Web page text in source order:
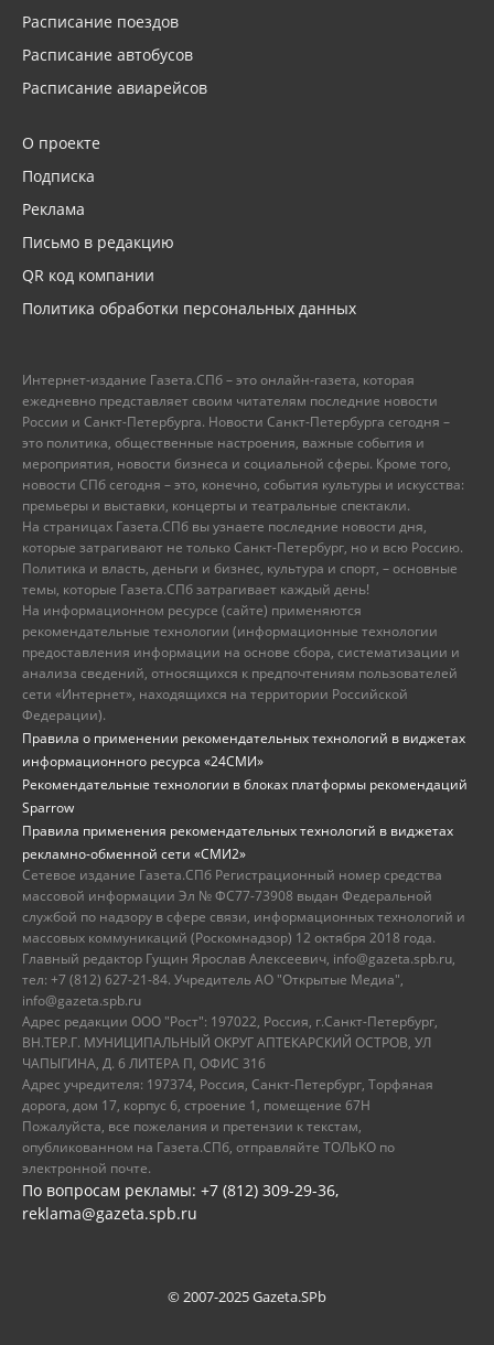
Расписание поездов
Расписание автобусов
Расписание авиарейсов
О проекте
Подписка
Реклама
Письмо в редакцию
QR код компании
Политика обработки персональных данных
Интернет-издание Газета.СПб – это онлайн-газета, которая
ежедневно представляет своим читателям последние новости
России и Санкт-Петербурга. Новости Санкт-Петербурга сегодня –
это политика, общественные настроения, важные события и
мероприятия, новости бизнеса и социальной сферы. Кроме того,
новости СПб сегодня – это, конечно, события культуры и искусства:
премьеры и выставки, концерты и театральные спектакли.
На страницах Газета.СПб вы узнаете последние новости дня,
которые затрагивают не только Санкт-Петербург, но и всю Россию.
Политика и власть, деньги и бизнес, культура и спорт, – основные
темы, которые Газета.СПб затрагивает каждый день!
На информационном ресурсе (сайте) применяются
рекомендательные технологии (информационные технологии
предоставления информации на основе сбора, систематизации и
анализа сведений, относящихся к предпочтениям пользователей
сети «Интернет», находящихся на территории Российской
Федерации).
Правила о применении рекомендательных технологий в виджетах
информационного ресурса «24СМИ»
Рекомендательные технологии в блоках платформы рекомендаций
Sparrow
Правила применения рекомендательных технологий в виджетах
рекламно-обменной сети «СМИ2»
Сетевое издание Газета.СПб Регистрационный номер средства
массовой информации Эл № ФС77-73908 выдан Федеральной
службой по надзору в сфере связи, информационных технологий и
массовых коммуникаций (Роскомнадзор) 12 октября 2018 года.
Главный редактор Гущин Ярослав Алексеевич, info@gazeta.spb.ru,
тел: +7 (812) 627-21-84. Учредитель АО "Открытые Медиа",
info@gazeta.spb.ru
Адрес редакции ООО "Рост": 197022, Россия, г.Санкт-Петербург,
ВН.ТЕР.Г. МУНИЦИПАЛЬНЫЙ ОКРУГ АПТЕКАРСКИЙ ОСТРОВ, УЛ
ЧАПЫГИНА, Д. 6 ЛИТЕРА П, ОФИС 316
Адрес учредителя: 197374, Россия, Санкт-Петербург, Торфяная
дорога, дом 17, корпус 6, строение 1, помещение 67Н
Пожалуйста, все пожелания и претензии к текстам,
опубликованном на Газета.СПб, отправляйте ТОЛЬКО по
электронной почте.
По вопросам рекламы: +7 (812) 309-29-36,
reklama@gazeta.spb.ru
© 2007-2025 Gazeta.SPb